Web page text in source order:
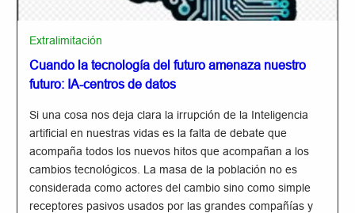
Extralimitación
Cuando la tecnología del futuro amenaza nuestro
futuro: IA-centros de datos
Si una cosa nos deja clara la irrupción de la Inteligencia
artificial en nuestras vidas es la falta de debate que
acompaña todos los nuevos hitos que acompañan a los
cambios tecnológicos. La masa de la población no es
considerada como actores del cambio sino como simple
receptores pasivos usados por las grandes compañías y